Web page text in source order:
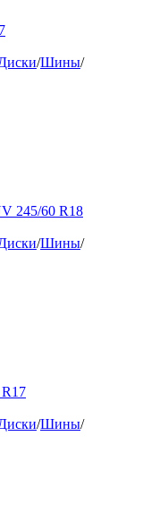
/Шины/
245/60 R18
/Шины/
/Шины/